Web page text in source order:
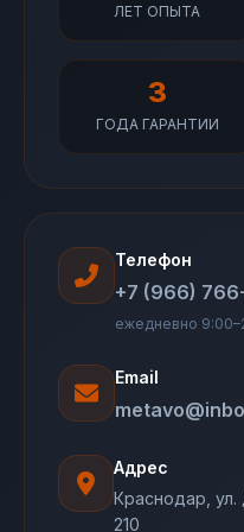
ЛЕТ ОПЫТА
3
ГОДА ГАРАНТИИ
Телефон
+7 (966)
ежедневно
Email
Адрес
Краснодар, ул.
210